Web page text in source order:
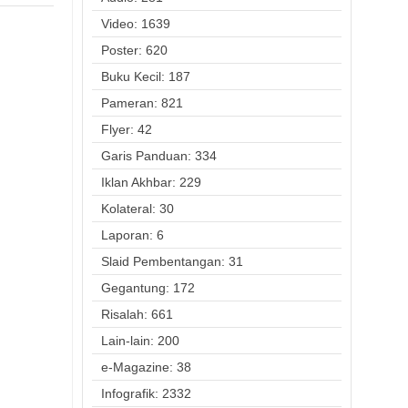
Video: 1639
Poster: 620
Buku Kecil: 187
Pameran: 821
Flyer: 42
Garis Panduan: 334
Iklan Akhbar: 229
Kolateral: 30
Laporan: 6
Slaid Pembentangan: 31
Gegantung: 172
Risalah: 661
Lain-lain: 200
e-Magazine: 38
Infografik: 2332